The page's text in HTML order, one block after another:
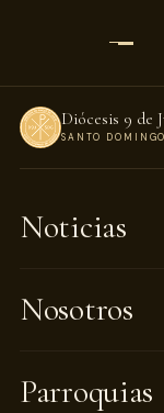
Diócesis 9 de
SANTO
Noticias
Nosotros
Parroquias